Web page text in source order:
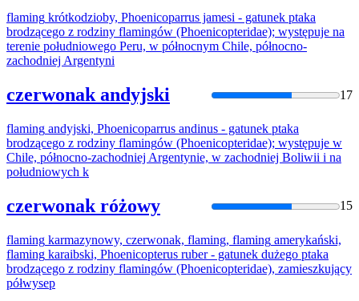
flaming krótkodzioby, Phoenicoparrus jamesi - gatunek ptaka
brodzącego z rodziny flamingów (Phoenicopteridae); występuje na
terenie południowego Peru, w północnym Chile, północno-
zachodniej Argentyni
czerwonak andyjski 17
flaming andyjski, Phoenicoparrus andinus - gatunek ptaka
brodzącego z rodziny flamingów (Phoenicopteridae); występuje w
Chile, północno-zachodniej Argentynie, w zachodniej Boliwii i na
południowych k
czerwonak różowy 15
flaming karmazynowy, czerwonak, flaming, flaming amerykański,
flaming karaibski, Phoenicopterus ruber - gatunek dużego ptaka
brodzącego z rodziny flamingów (Phoenicopteridae), zamieszkujący
półwysep